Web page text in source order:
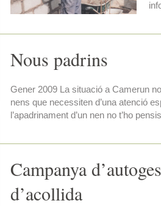
Nous padrins
Gener 2009 La situació a Camerun
nens que necessiten d’una atenció
l’apadrinament d’un nen no t’ho
Campanya
d’acollida